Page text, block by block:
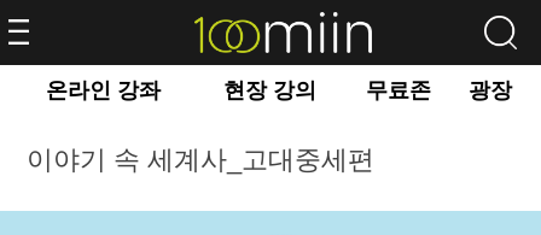
온라인 강좌 현장 강의 무료존 광장
이야기 속 세계사_고대중세편